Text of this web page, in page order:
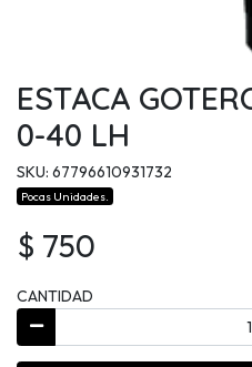
ESTACA
0-40 LH
SKU: 67796610931732
Pocas Unidades.
$ 750
CANTIDAD